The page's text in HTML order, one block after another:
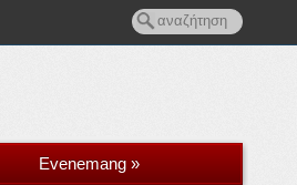
Evenemang »